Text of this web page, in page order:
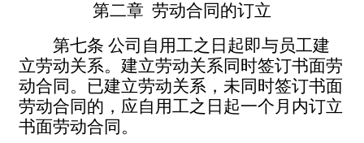
第二章 劳动合同的订立
第七条 公司自用工之日起即与员工建
立劳动关系。建立劳动关系同时签订书面劳
动合同。已建立劳动关系，未同时签订书面
劳动合同的，应自用工之日起一个月内订立
书面劳动合同。